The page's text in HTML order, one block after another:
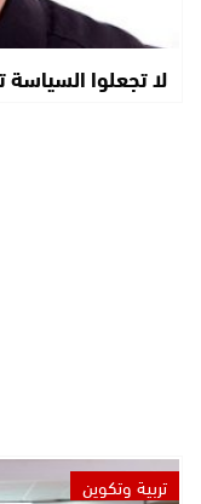
لا تجعلوا
تربية وتكوين